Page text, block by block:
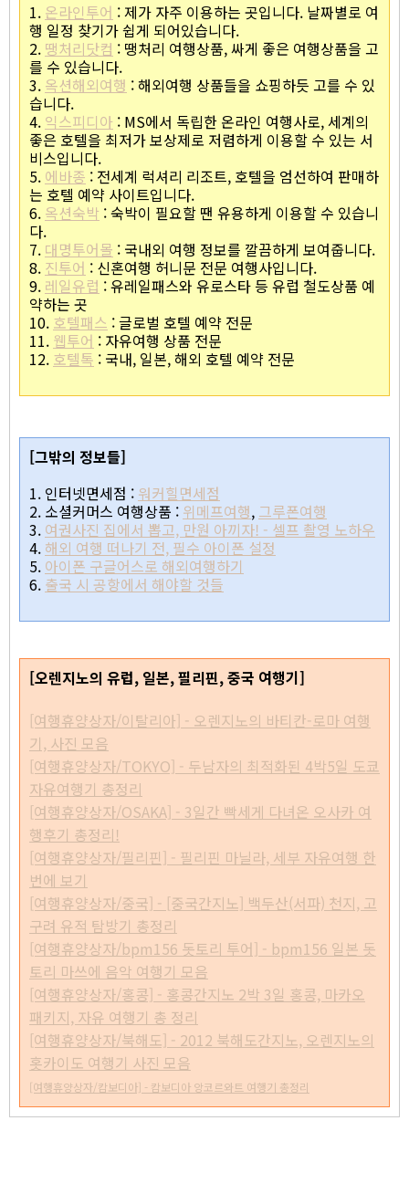
1. 온라인투어 : 제가 자주 이용하는 곳입니다. 날짜별로 여
행 일정 찾기가 쉽게 되어있습니다.
2. 땡처리닷컴 : 땡처리 여행상품, 싸게 좋은 여행상품을 고
를 수 있습니다.
3. 옥션해외여행 : 해외여행 상품들을 쇼핑하듯 고를 수 있
습니다.
4. 익스피디아 : MS에서 독립한 온라인 여행사로, 세계의
좋은 호텔을 최저가 보상제로 저렴하게 이용할 수 있는 서
비스입니다.
5. 에바종 : 전세계 럭셔리 리조트, 호텔을 엄선하여 판매하
는 호텔 예약 사이트입니다.
6. 옥션숙박 : 숙박이 필요할 땐 유용하게 이용할 수 있습니
다.
7. 대명투어몰 : 국내외 여행 정보를 깔끔하게 보여줍니다.
8. 진투어 : 신혼여행 허니문 전문 여행사입니다.
9. 레일유럽 : 유레일패스와 유로스타 등 유럽 철도상품 예
약하는 곳
10. 호텔패스 : 글로벌 호텔 예약 전문
11. 웹투어 : 자유여행 상품 전문
12. 호텔톡 : 국내, 일본, 해외 호텔 예약 전문
[그밖의 정보들]
1. 인터넷면세점 : 워커힐면세점
2. 소셜커머스 여행상품 : 위메프여행, 그루폰여행
3. 여권사진 집에서 뽑고, 만원 아끼자! - 셀프 촬영 노하우
4. 해외 여행 떠나기 전, 필수 아이폰 설정
5. 아이폰 구글어스로 해외여행하기
6. 출국 시 공항에서 해야할 것들
[오렌지노의 유럽, 일본, 필리핀, 중국 여행기]
[여행휴양상자/이탈리아] - 오렌지노의 바티칸-로마 여행
기, 사진 모음
[여행휴양상자/TOKYO] - 두남자의 최적화된 4박5일 도쿄
자유여행기 총정리
[여행휴양상자/OSAKA] - 3일간 빡세게 다녀온 오사카 여
행후기 총정리!
[여행휴양상자/필리핀] - 필리핀 마닐라, 세부 자유여행 한
번에 보기
[여행휴양상자/중국] - [중국간지노] 백두산(서파) 천지, 고
구려 유적 탐방기 총정리
[여행휴양상자/bpm156 돗토리 투어] - bpm156 일본 돗
토리 마쓰에 음악 여행기 모음
[여행휴양상자/홍콩] - 홍콩간지노 2박 3일 홍콩, 마카오
패키지, 자유 여행기 총 정리
[여행휴양상자/북해도] - 2012 북해도간지노, 오렌지노의
홋카이도 여행기 사진 모음
[여행휴양상자/캄보디아] - 캄보디아 앙코르와트 여행기 총정리